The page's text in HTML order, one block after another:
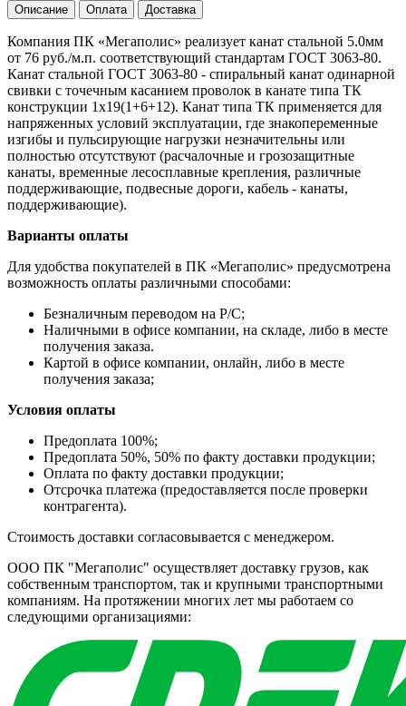
Описание Оплата Доставка
Компания ПК «Мегаполис» реализует канат стальной 5.0мм
от 76 руб./м.п. соответствующий стандартам ГОСТ 3063-80.
Канат стальной ГОСТ 3063-80 - спиральный канат одинарной
свивки с точечным касанием проволок в канате типа ТК
конструкции 1x19(1+6+12). Канат типа ТК применяется для
напряженных условий эксплуатации, где знакопеременные
изгибы и пульсирующие нагрузки незначительны или
полностью отсутствуют (расчалочные и грозозащитные
канаты, временные лесосплавные крепления, различные
поддерживающие, подвесные дороги, кабель - канаты,
поддерживающие).
Варианты оплаты
Для удобства покупателей в ПК «Мегаполис» предусмотрена
возможность оплаты различными способами:
Безналичным переводом на Р/С;
Наличными в офисе компании, на складе, либо в месте
получения заказа.
Картой в офисе компании, онлайн, либо в месте
получения заказа;
Условия оплаты
Предоплата 100%;
Предоплата 50%, 50% по факту доставки продукции;
Оплата по факту доставки продукции;
Отсрочка платежа (предоставляется после проверки
контрагента).
Стоимость доставки согласовывается с менеджером.
ООО ПК "Мегаполис" осуществляет доставку грузов, как
собственным транспортом, так и крупными транспортными
компаниям. На протяжении многих лет мы работаем со
следующими организациями: